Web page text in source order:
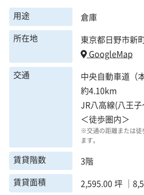
用途
倉庫
所在地
東京都日野市新
GoogleMap
交通
中央自動車道
約4.10km
JR八高線(八王
＜徒歩圏内＞
※交通の距離または徒
ます。
賃貸階数
3階
賃貸面積
2,595.00 坪 ｜